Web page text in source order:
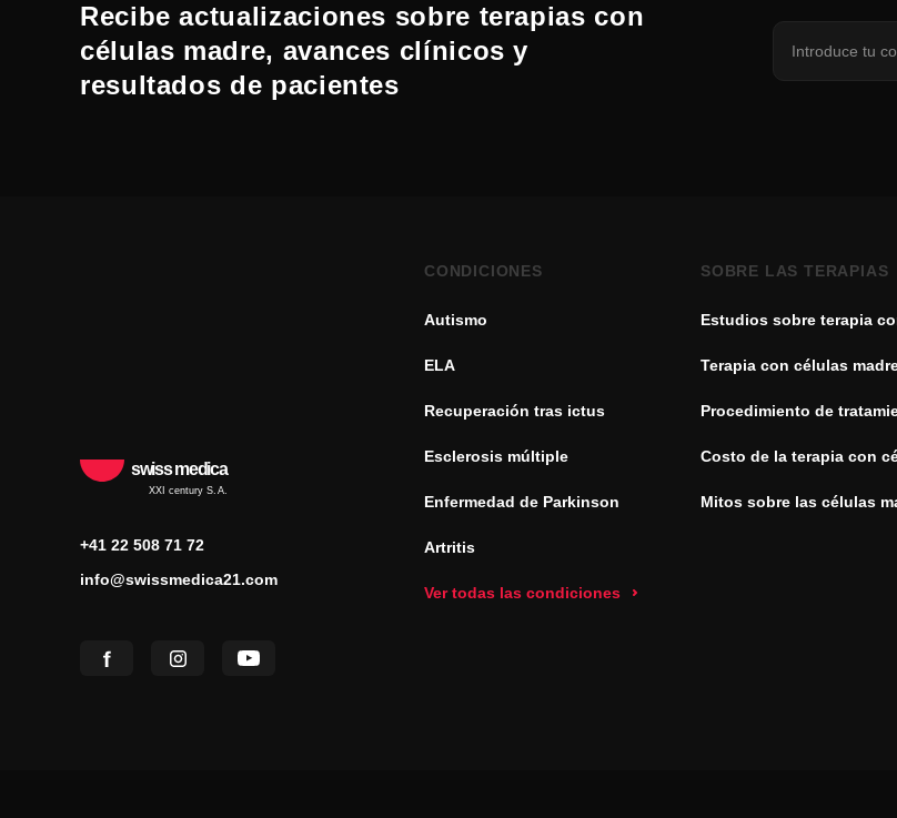
Recibe actualizaciones sobre terapias con
células madre, avances clínicos y
resultados de pacientes
swiss medica
XXI century S.A.
+41 22 508 71 72
info@swissmedica21.com
CONDICIONES
Autismo
ELA
Recuperación tras ictus
Esclerosis múltiple
Enfermedad de Parkinson
Artritis
Ver todas las condiciones
SOBRE LAS TERAPIAS
Estudios sobre terapia
Terapia con células
Procedimiento de
Costo de la terapia con
Mitos sobre las células